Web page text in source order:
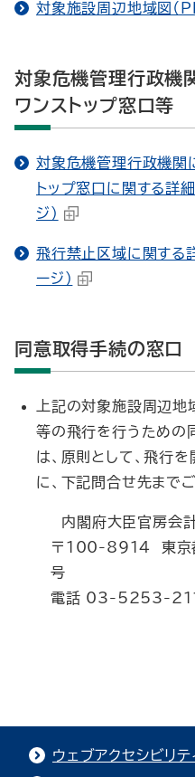
対象施設周辺地域図（
対象危機管理行政機
ワンストップ窓口等
対象危機管理行政機関
トップ窓口に関する詳
ジ）
飛行禁止区域に関する
ージ）
同意取得手続の窓口
上記の対象施設周辺
等の飛行を行うための
は、原則として、飛行
に、下記問合せ先まで
内閣府大臣官房会計
〒100-8914 東京都
号
電話 03-5253-2111
ウェブアクセシビリテ